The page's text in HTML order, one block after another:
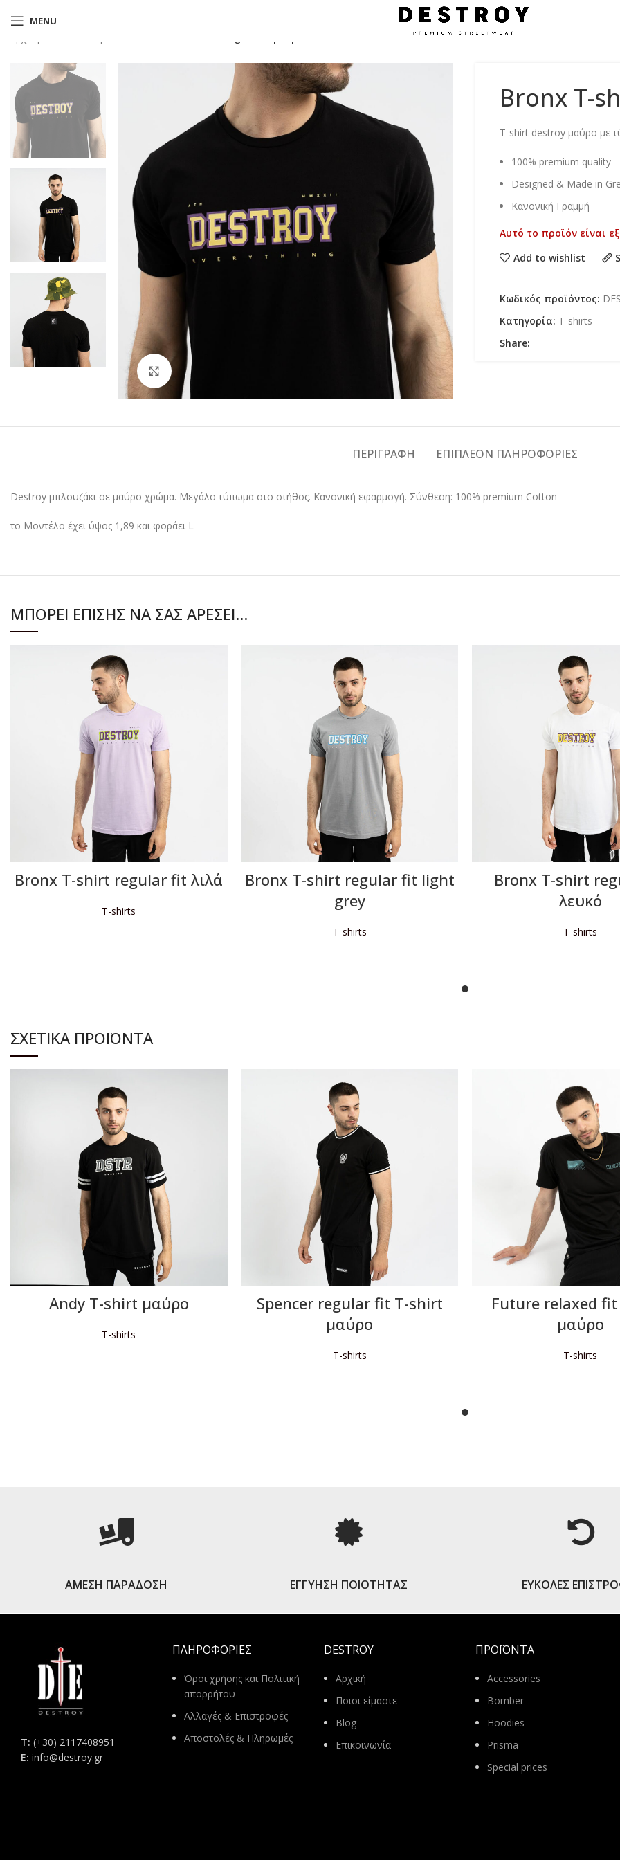
MENU
Click to enlarge
Bronx T-
Τ-shirt destroy μαύρο με
100% premium quality
Designed & Made in
Κανονική Γραμμή
Αυτό το προϊόν είναι
Add to wishlist
Κωδικός προϊόντος:
Κατηγορία: T-shirts
Share:
ΠΕΡΙΓΡΑΦΉ ΕΠΙΠΛΈΟΝ ΠΛΗΡΟΦΟΡΊΕΣ
Destroy μπλουζάκι σε μαύρο χρώμα. Μεγάλο τύπωμα στο στήθος. Κανονική εφαρμογή. Σύνθεση: 100% premium Cotton
το Μοντέλο έχει ύψος 1,89 και φοράει L
ΜΠΟΡΕΊ ΕΠΊΣΗΣ ΝΑ ΣΑΣ ΑΡΈΣΕΙ…
Bronx T-shirt regular fit λιλά
T-shirts
Bronx T-shirt regular fit light
grey
T-shirts
Bronx T-shirt
λευκό
T-shirts
ΣΧΕΤΙΚΆ ΠΡΟΪΌΝΤΑ
Andy T-shirt μαύρο
T-shirts
Spencer regular fit T-shirt
μαύρο
T-shirts
Future relaxed
μαύρο
T-shirts
ΑΜΕΣΗ ΠΑΡΑΔΟΣΗ ΕΓΓΥΗΣΗ ΠΟΙΟΤΗΤΑΣ ΕΥΚΟΛΕΣ
Τ: (+30) 2117408951
E: info@destroy.gr
ΠΛΗΡΟΦΟΡΊΕΣ
Όροι χρήσης και Πολιτική
απορρήτου
Αλλαγές & Επιστροφές
Αποστολές & Πληρωμές
DESTROY
Αρχική
Ποιοι είμαστε
Blog
Επικοινωνία
ΠΡΟΪΌΝΤΑ
Accessories
Bomber
Hoodies
Prisma
Special prices